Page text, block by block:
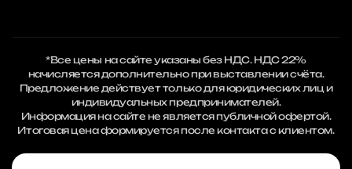
*Все цены на сайте указаны без НДС. НДС 22%
начисляется дополнительно при выставлении счёта.
Предложение действует только для юридических лиц и
индивидуальных предпринимателей.
Информация на сайте не является публичной офертой.
Итоговая цена формируется после контакта с клиентом.